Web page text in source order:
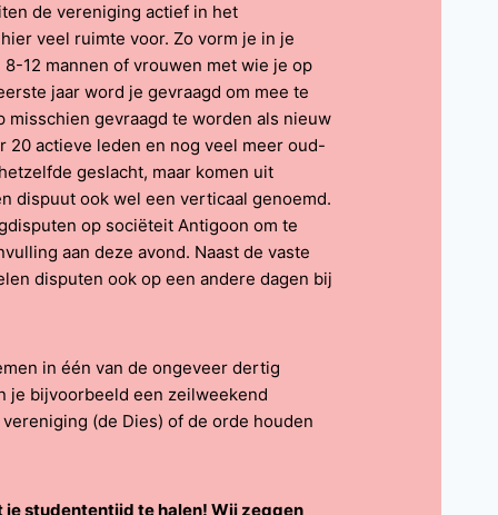
de vereniging actief in het
veel ruimte voor. Zo vorm je in je
12 mannen of vrouwen met wie je op
jaar word je gevraagd om mee te
gevraagd te worden als nieuw
20 actieve leden en nog veel meer oud-
geslacht, maar komen uit
dispuut ook wel een verticaal genoemd.
op sociëteit Antigoon om te
aan deze avond. Naast de vaste
disputen ook op een andere dagen bij
in één van de ongeveer dertig
je bijvoorbeeld een zeilweekend
(de Dies) of de orde houden
studententijd te halen! Wij zeggen